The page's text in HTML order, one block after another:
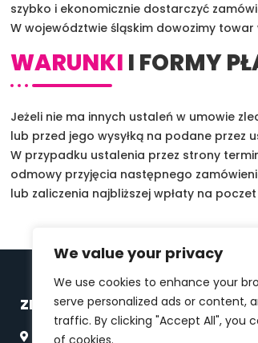
We value your privacy
We use cookies to enhance your
serve personalized ads or content,
traffic. By clicking "Accept All", you
of cookies.
szybko i ekonomicznie dostarczyć
W województwie śląskim dowozimy
WARUNKI I FORMY
Jeżeli nie ma innych ustaleń w umowie
lub przed jego wysyłką na podane przez
W przypadku ustalenia przez strony
odmowy przyjęcia następnego
lub zaliczenia najbliższej wpłaty na
ZNAJDŹ NAS
41-200 Sosnowiec, Klimontowska 7